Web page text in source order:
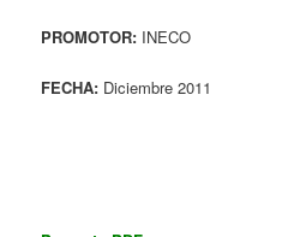
PROMOTOR: INECO
FECHA: Diciembre 2011